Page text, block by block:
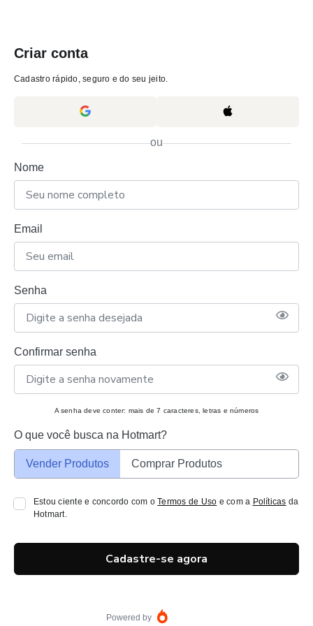
Criar conta
Cadastro rápido, seguro e do seu jeito.
ou
Nome
Email
Senha
Confirmar senha
A senha deve conter: mais de 7 caracteres, letras e números
O que você busca na Hotmart?
Vender Produtos Comprar Produtos
Estou ciente e concordo com oTermos de Uso e com a Políticas da
Hotmart.
Cadastre-se agora
Powered by